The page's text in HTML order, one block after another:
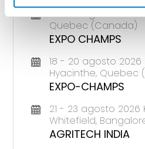
18 - 20 agosto
Quebec (Canada)
EXPO CHAMPS
18 - 20 agosto
Hyacinthe, Quebec
EXPO-CHAMPS
21 - 23 agosto 2026
Whitefield,
AGRITECH INDIA